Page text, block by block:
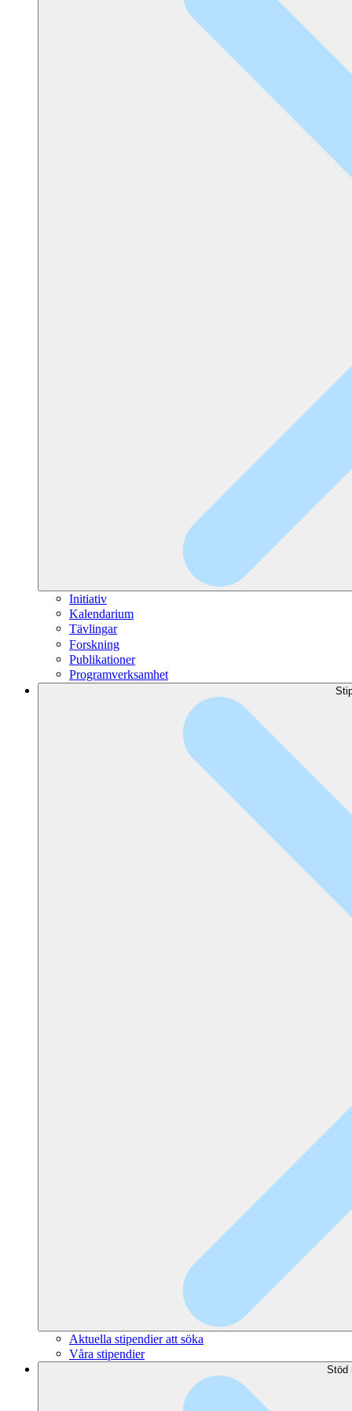
Initiativ
Kalendarium
Tävlingar
Forskning
Publikationer
Programverksamhet
Aktuella stipendier att söka
Våra stipendier
Stöd